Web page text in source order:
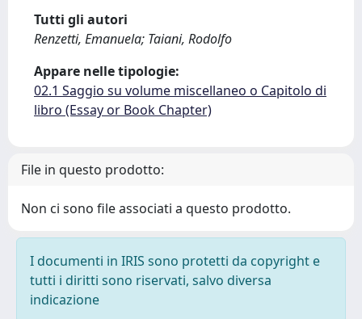
Tutti gli autori
Renzetti, Emanuela; Taiani, Rodolfo
Appare nelle tipologie:
02.1 Saggio su volume miscellaneo o Capitolo di
libro (Essay or Book Chapter)
File in questo prodotto:
Non ci sono file associati a questo prodotto.
I documenti in IRIS sono protetti da copyright e
tutti i diritti sono riservati, salvo diversa
indicazione